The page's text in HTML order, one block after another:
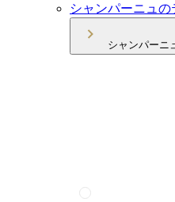
シャンパーニュ
シャンパーニ